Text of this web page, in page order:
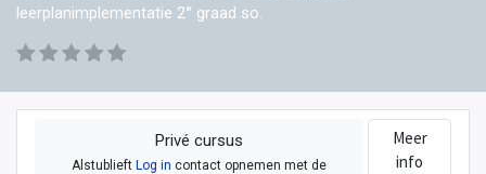
leerplanimplementatie 2° graad so.
Privé cursus
AlstublieftLog in contact opnemen met de
Meer
info